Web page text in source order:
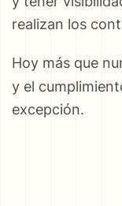
realizan los
Hoy más que
y el
excepción.